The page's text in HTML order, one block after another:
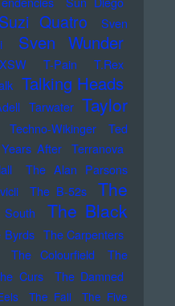
Suzi Quatro
Sven
Sven Wunder
T-Pain
T.Rex
Talking Heads
Tarwater Taylor
Techno-Wikinger
Ted
After Terranova
The Alan Parsons
The B-52s
The
The Black
Byrds The Carpenters
The Colourfield
The
Curs
The Damned
The Fall
The Five